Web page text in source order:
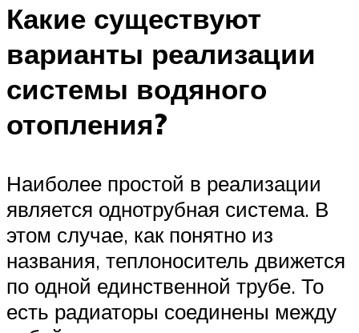
Какие существуют
варианты реализации
системы водяного
отопления?
Наиболее простой в реализации
является однотрубная система. В
этом случае, как понятно из
названия, теплоноситель движется
по одной единственной трубе. То
есть радиаторы соединены между